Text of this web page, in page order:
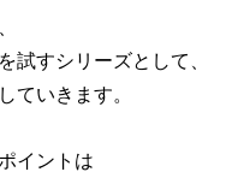
試すシリーズとして、
ていきます。
イントは